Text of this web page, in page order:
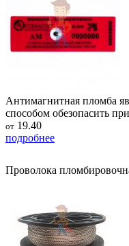
Антимагнитная пломба
способом обезопасить
от 19.40
подробнее
Проволока